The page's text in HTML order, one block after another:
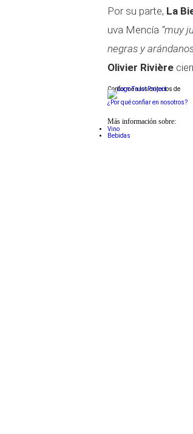
Por su parte, La
uva Mencía “muy
negras y
Olivier Rivière
Conforme a los criterios de
¿Por qué confiar en nosotros?
Más información sobre:
Vino
Bebidas